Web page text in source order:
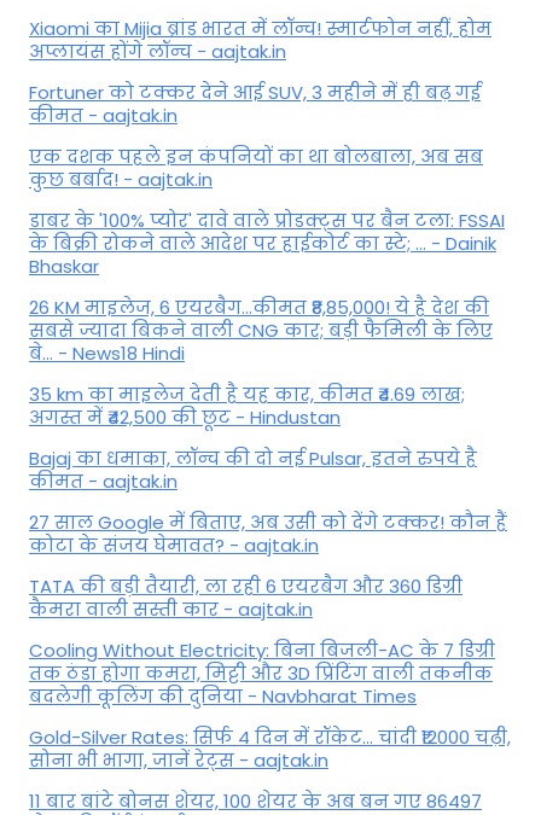
Xiaomi का Mijia ब्रांड भारत में लॉन्च! स्मार्टफोन नहीं, होम
अप्लायंस होंगे लॉन्च - aajtak.in
Fortuner को टक्कर देने आई SUV, 3 महीने में ही बढ़ गई
कीमत - aajtak.in
एक दशक पहले इन कंपनियों का था बोलबाला, अब सब
कुछ बर्बाद! - aajtak.in
डाबर के '100% प्योर' दावे वाले प्रोडक्ट्स पर बैन टला: FSSAI
के बिक्री रोकने वाले आदेश पर हाईकोर्ट का स्टे; ... - Dainik
Bhaskar
26 KM माइलेज, 6 एयरबैग...कीमत ₹8,85,000! ये है देश की
सबसे ज्यादा बिकने वाली CNG कार; बड़ी फैमिली के लिए
बे... - News18 Hindi
35 km का माइलेज देती है यह कार, कीमत ₹4.69 लाख;
अगस्त में ₹42,500 की छूट - Hindustan
Bajaj का धमाका, लॉन्च की दो नई Pulsar, इतने रुपये है
कीमत - aajtak.in
27 साल Google में बिताए, अब उसी को देंगे टक्कर! कौन हैं
कोटा के संजय घेमावत? - aajtak.in
TATA की बड़ी तैयारी, ला रही 6 एयरबैग और 360 डिग्री
कैमरा वाली सस्ती कार - aajtak.in
Cooling Without Electricity: बिना बिजली-AC के 7 डिग्री
तक ठंडा होगा कमरा, मिट्टी और 3D प्रिंटिंग वाली तकनीक
बदलेगी कूलिंग की दुनिया - Navbharat Times
Gold-Silver Rates: सिर्फ 4 दिन में रॉकेट... चांदी ₹12000 चढ़ी,
सोना भी भागा, जानें रेट्स - aajtak.in
11 बार बांटे बोनस शेयर, 100 शेयर के अब बन गए 86497